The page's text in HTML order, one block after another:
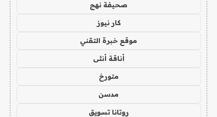
صحيفة نهج
كار نيوز
موقع خبرة التقني
أناقة أنثى
متورخ
مدسن
روتانا تسويق